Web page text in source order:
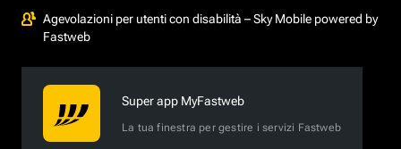
Agevolazioni per utenti con disabilità – Sky Mobile powered by
Fastweb
Super app MyFastweb
La tua finestra per gestire i servizi Fastweb